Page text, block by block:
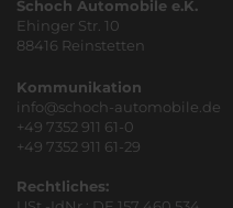
Schoch Automobile e.K.
Ehinger Str. 10
88416 Reinstetten
Kommunikation
info@schoch-automobile.de
+49 7352 911 61-0
+49 7352 911 61-29
Rechtliches: